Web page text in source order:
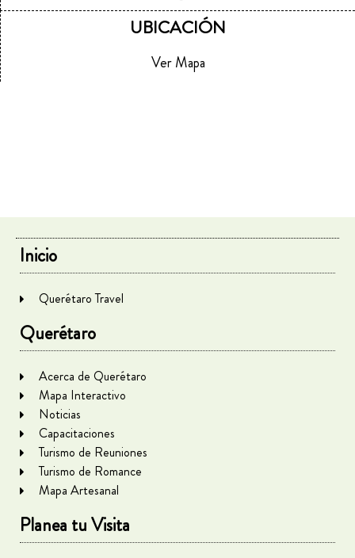
UBICACIÓN
Ver Mapa
Inicio
Querétaro Travel
Querétaro
Acerca de Querétaro
Mapa Interactivo
Noticias
Capacitaciones
Turismo de Reuniones
Turismo de Romance
Mapa Artesanal
Planea tu Visita